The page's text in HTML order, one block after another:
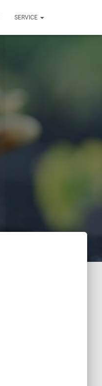
SERVICE